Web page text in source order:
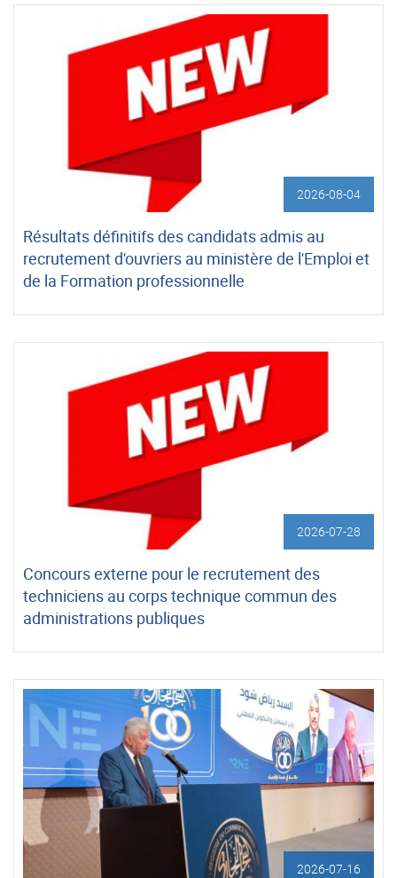
2026-08-04
Résultats définitifs des candidats admis au
recrutement d'ouvriers au ministère de l'Emploi et
de la Formation professionnelle
2026-07-28
Concours externe pour le recrutement des
techniciens au corps technique commun des
administrations publiques
2026-07-16